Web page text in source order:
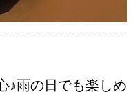
♪雨の日でも楽しめ